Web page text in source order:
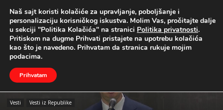
UŽIVO
Naslovna Vesti Vesti iz Republike
Vesti Vesti iz Republike
Naš sajt koristi kolačiće za upravljanje, poboljšanje i
personalizaciju korisničkog iskustva. Molim Vas, pročitajte dalje
u sekciji "Politika Kolačića" na stranici Politika privatnosti.
Pritiskom na dugme Prihvati pristajete na upotrebu kolačića
kao što je navedeno. Prihvatam da stranica rukuje mojim
podacima.
Prihvatam